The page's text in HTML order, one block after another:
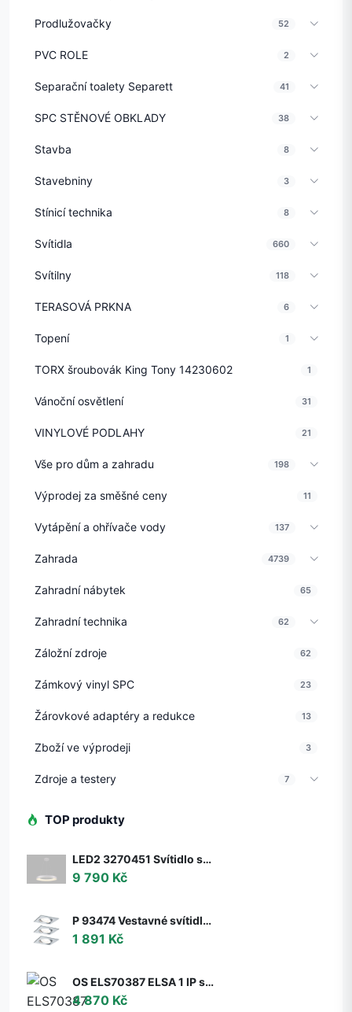
Prodlužovačky 52
PVC ROLE 2
Separační toalety Separett 41
SPC STĚNOVÉ OBKLADY 38
Stavba 8
Stavebniny 3
Stínicí technika 8
Svítidla 660
Svítilny 118
TERASOVÁ PRKNA 6
Topení 1
TORX šroubovák King Tony 14230602 1
Vánoční osvětlení 31
VINYLOVÉ PODLAHY 21
Vše pro dům a zahradu 198
Výprodej za směšné ceny 11
Vytápění a ohřívače vody 137
Zahrada 4739
Zahradní nábytek 65
Zahradní technika 62
Záložní zdroje 62
Zámkový vinyl SPC 23
Žárovkové adaptéry a redukce 13
Zboží ve výprodeji 3
Zdroje a testery 7
TOP produkty
LED2 3270451 Svítidlo stropní závěsné LED2 BELLA 60 P-Z, W 50W 2CCT 3000K/4000K - ON/OFF - nestmívatelné - LED2 Lighting
9 790 Kč
P 93474 Vestavné svítidlo LED Nova hranaté 3x6,5W GU10 hliník broušený nastavitelné 3-krokové-stmívatelné - PAULMANN
1 891 Kč
OS ELS70387 ELSA 1 IP stropní/nástěnné skleněné svítidlo bílá IP65 3000 K 9W LED DALI (původní kód OS 70387) - OSMONT
4 870 Kč